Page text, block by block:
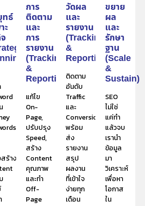
ทธ์
ะ
ร้าง
การ
ติดตาม
และ
การ
รายงาน
(Tracking
&
Reporting)
แก้ไข
On-
Page,
ปรับปรุง
Speed,
สร้าง
Content
คุณภาพ
และทำ
Off-
Page
วัดผล
และ
รายงาน
(Tracking
&
Reporting)
ติดตาม
อันดับ
Traffic
และ
Conversion
พร้อม
ส่ง
รายงาน
สรุป
ผลงาน
ที่เข้าใจ
ง่ายทุก
เดือน
ขยาย
ผล
และ
รักษา
ฐาน
(Scale
&
Sustain)
SEO
ไม่ใช่
แค่ทำ
แล้วจบ
เรานำ
ข้อมูล
มา
วิเคราะห์
เพื่อหา
โอกาส
ใน